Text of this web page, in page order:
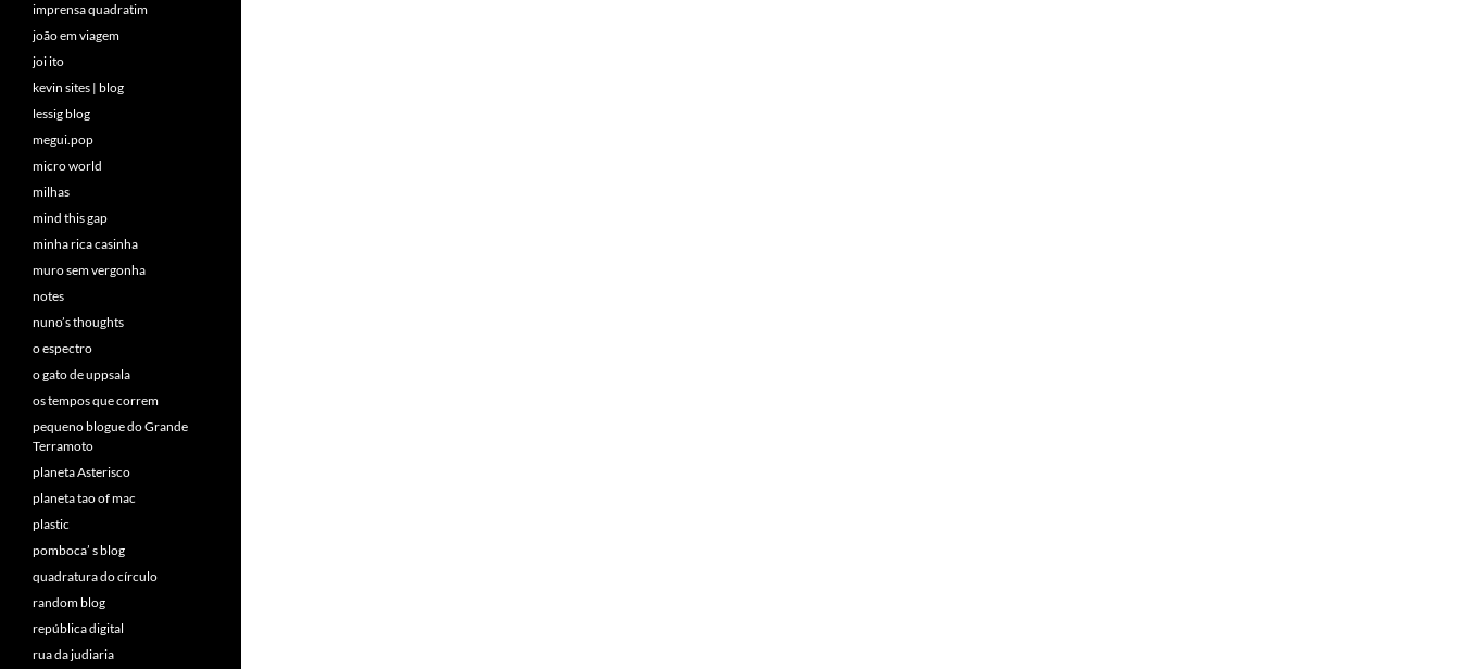
imprensa quadratim
joão em viagem
joi ito
kevin sites | blog
lessig blog
megui.pop
micro world
milhas
mind this gap
minha rica casinha
muro sem vergonha
notes
nuno’s thoughts
o espectro
o gato de uppsala
os tempos que correm
pequeno blogue do Grande
Terramoto
planeta Asterisco
planeta tao of mac
plastic
pomboca’ s blog
quadratura do círculo
random blog
república digital
rua da judiaria